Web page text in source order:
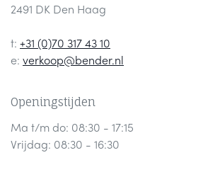
2491 DK Den Haag
t: +31 (0)70 317 43 10
e: verkoop@bender.nl
Openingstijden
Ma t/m do: 08:30 - 17:15
Vrijdag: 08:30 - 16:30